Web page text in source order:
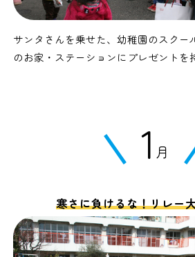
サンタさんを乗せた、幼稚園のスクー
のお家・ステーションにプレゼントを
1 月
寒さに負けるな！リレー